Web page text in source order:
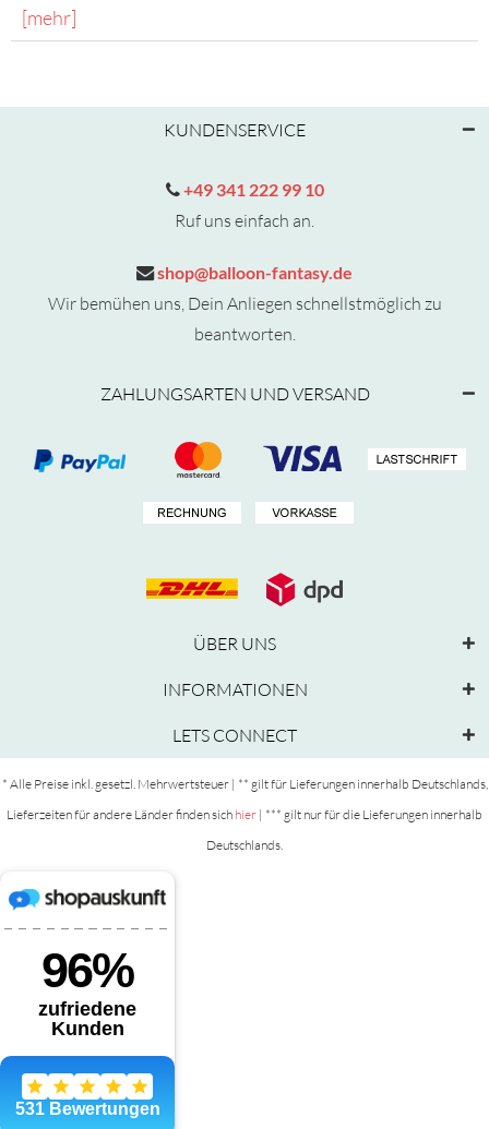
[mehr]
KUNDENSERVICE
+49 341 222 99 10
Ruf uns einfach an.
shop@balloon-fantasy.de
Wir bemühen uns, Dein Anliegen schnellstmöglich zu
beantworten.
ZAHLUNGSARTEN UND VERSAND
ÜBER UNS
INFORMATIONEN
LETS CONNECT
* Alle Preise inkl. gesetzl. Mehrwertsteuer | ** gilt für Lieferungen innerhalb Deutschlands,
Lieferzeiten für andere Länder finden sich hier | *** gilt nur für die Lieferungen innerhalb
Deutschlands.